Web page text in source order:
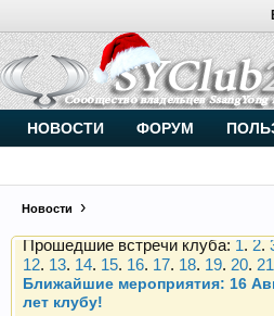
Новости
Внимание, новые участники
Основное общение
Присоединяйтесь.
Чип-тюнинг
Прошедшие встречи клуба:
12.13.14.15.16.17.18.19.20.21
Ближайшие мероприятия: 16
лет клубу!
Внимание, новые участники
НОВОСТИ ФОРУМ